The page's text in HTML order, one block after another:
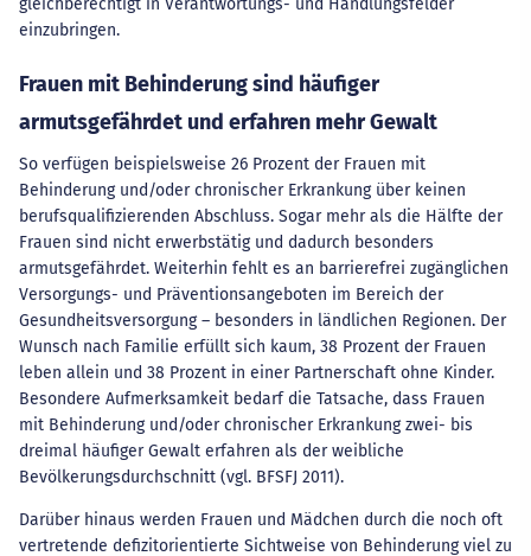
gleichberechtigt in Verantwortungs- und Handlungsfelder
einzubringen.
Frauen mit Behinderung sind häufiger
armutsgefährdet und erfahren mehr Gewalt
So verfügen beispielsweise 26 Prozent der Frauen mit
Behinderung und/oder chronischer Erkrankung über keinen
berufsqualifizierenden Abschluss. Sogar mehr als die Hälfte der
Frauen sind nicht erwerbstätig und dadurch besonders
armutsgefährdet. Weiterhin fehlt es an barrierefrei zugänglichen
Versorgungs- und Präventionsangeboten im Bereich der
Gesundheitsversorgung – besonders in ländlichen Regionen. Der
Wunsch nach Familie erfüllt sich kaum, 38 Prozent der Frauen
leben allein und 38 Prozent in einer Partnerschaft ohne Kinder.
Besondere Aufmerksamkeit bedarf die Tatsache, dass Frauen
mit Behinderung und/oder chronischer Erkrankung zwei- bis
dreimal häufiger Gewalt erfahren als der weibliche
Bevölkerungsdurchschnitt (vgl. BFSFJ 2011).
Darüber hinaus werden Frauen und Mädchen durch die noch oft
vertretende defizitorientierte Sichtweise von Behinderung viel zu